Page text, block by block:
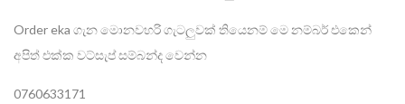
Order eka ගැන මොනවහරි ගැටලුවක් තියෙනම් මෙ නම්බර් එකෙන්
අපිත් එක්ක වට්සැප් සම්බන්ද වෙන්න
0760633171